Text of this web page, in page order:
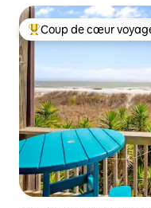
Coups de cœur
Coup de cœur